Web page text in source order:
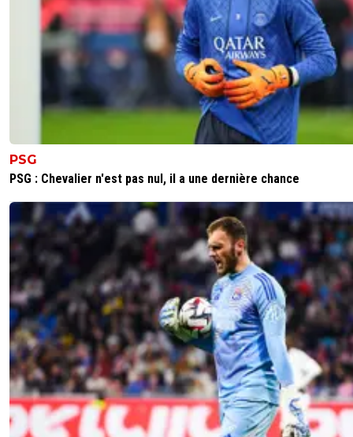
PSG
PSG : Chevalier n'est pas nul, il a une dernière chance